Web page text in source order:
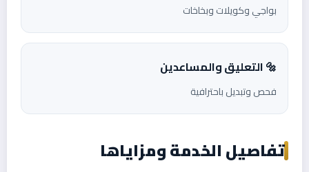
بواجي وكويلات وبخاخات
🔩 التعليق والمساعدين
فحص وتبديل باحترافية
تفاصيل الخدمة ومزاياها